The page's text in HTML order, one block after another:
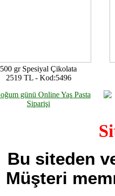
500 gr Spesiyal Çikolata
2519 TL - Kod:5496
Bu siteden
Müşteri